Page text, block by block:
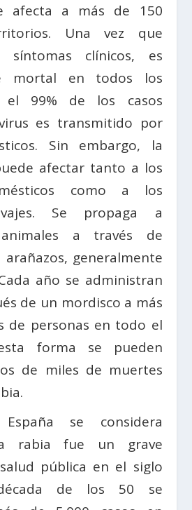
afecta a más de 150
Una vez que
síntomas clínicos, es
mortal en todos los
el 99% de los casos
es transmitido por
Sin embargo, la
afectar tanto a los
como a los
Se propaga a
a través de
generalmente
año se administran
de un mordisco a más
de personas en todo el
forma se pueden
de miles de muertes
se considera
rabia fue un grave
pública en el siglo
de los 50 se